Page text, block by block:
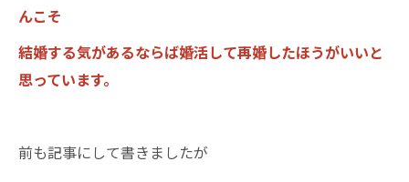
んこそ
結婚する気があるならば婚活して再婚したほうがいいと
思っています。
前も記事にして書きましたが